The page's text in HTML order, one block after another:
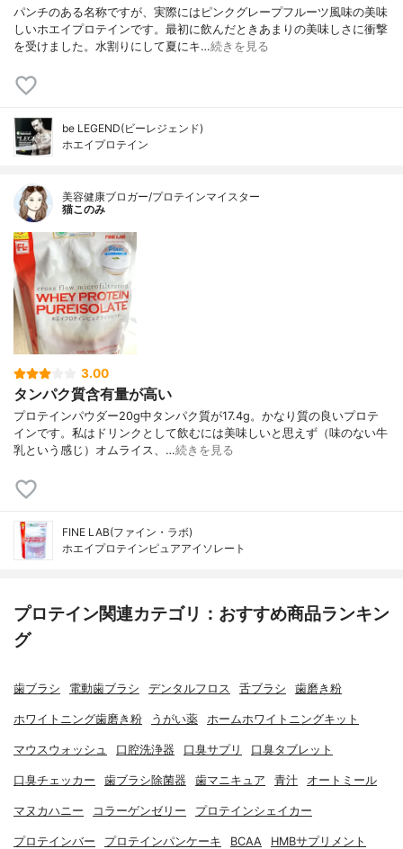
パンチのある名称ですが、実際にはピンクグレープフルーツ風味の美味
しいホエイプロテインです。最初に飲んだときあまりの美味しさに衝撃
を受けました。水割りにして夏にキ…続きを見る
be LEGEND(ビーレジェンド)
ホエイプロテイン
美容健康ブロガー/プロテインマイスター
猫このみ
3.00
タンパク質含有量が高い
プロテインパウダー20g中タンパク質が17.4g。かなり質の良いプロテ
インです。私はドリンクとして飲むには美味しいと思えず（味のない牛
乳という感じ）オムライス、…続きを見る
FINE LAB(ファイン・ラボ)
ホエイプロテインピュアアイソレート
プロテイン関連カテゴリ：おすすめ商品ランキン
グ
歯ブラシ 電動歯ブラシ デンタルフロス 舌ブラシ 歯磨き粉
ホワイトニング歯磨き粉 うがい薬 ホームホワイトニングキット
マウスウォッシュ 口腔洗浄器 口臭サプリ 口臭タブレット
口臭チェッカー 歯ブラシ除菌器 歯マニキュア 青汁 オートミール
マヌカハニー コラーゲンゼリー プロテインシェイカー
プロテインバー プロテインパンケーキ BCAA HMBサプリメント